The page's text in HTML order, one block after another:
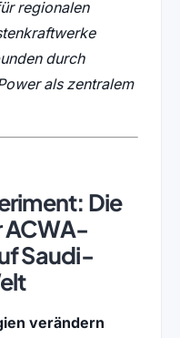
regionalen
durch
als zentralem
Die
ACWA-
Saudi-
verändern